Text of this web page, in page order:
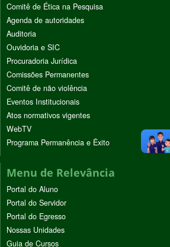
Comitê de Ética na Pesquisa
Agenda de autoridades
Auditoria
Ouvidoria e SIC
Procuradoria Jurídica
Comissões Permanentes
Comitê de não violência
Eventos Institucionais
Atos normativos vigentes
WebTV
Programa Permanência e Êxito
Menu de Relevância
Portal do Aluno
Portal do Servidor
Portal do Egresso
Nossas Unidades
Guia de Cursos